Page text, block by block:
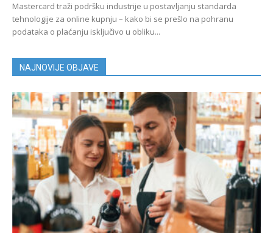
Mastercard traži podršku industrije u postavljanju standarda
tehnologije za online kupnju – kako bi se prešlo na pohranu
podataka o plaćanju isključivo u obliku...
NAJNOVIJE OBJAVE